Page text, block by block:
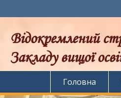
до
Головна